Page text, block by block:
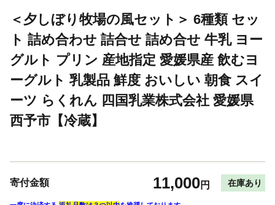
＜夕しぼり牧場の風セット＞ 6種類 セッ
ト 詰め合わせ 詰合せ 詰め合せ 牛乳 ヨー
グルト プリン 産地指定 愛媛県産 飲むヨ
ーグルト 乳製品 鮮度 おいしい 朝食 スイ
ーツ らくれん 四国乳業株式会社 愛媛県
西予市【冷蔵】
寄付金額 11,000円 在庫あり